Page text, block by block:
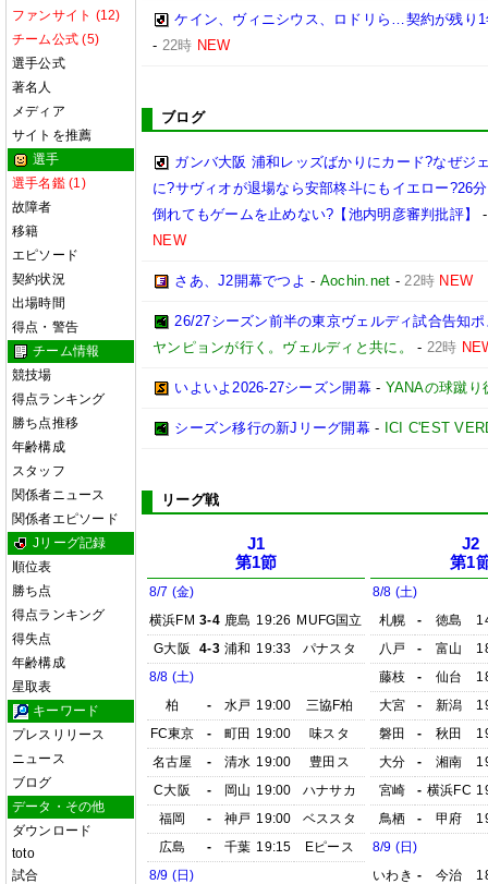
ファンサイト (12)
チーム公式 (5)
選手公式
著名人
メディア
サイトを推薦
選手
選手名鑑 (1)
故障者
移籍
エピソード
契約状況
出場時間
得点・警告
チーム情報
競技場
得点ランキング
勝ち点推移
年齢構成
スタッフ
関係者ニュース
関係者エピソード
Jリーグ記録
順位表
勝ち点
得点ランキング
得失点
年齢構成
星取表
キーワード
プレスリリース
ニュース
ブログ
データ・その他
ダウンロード
toto
試合
ケイン、ヴィニシウス、ロドリら…契約が残り
- 22時 NEW
ブログ
ガンバ大阪 浦和レッズばかりにカード?なぜジ
に?サヴィオが退場なら安部柊斗にもイエロー?26
倒れてもゲームを止めない?【池内明彦審判批評】
NEW
さあ、J2開幕でつよ - Aochin.net -22時 NEW
26/27シーズン前半の東京ヴェルディ試合告知
ヤンピョンが行く。ヴェルディと共に。
- 22時
いよいよ2026-27シーズン開幕- YANAの球蹴り
シーズン移行の新Jリーグ開幕 - ICI C'EST
リーグ戦
J1
第1節
8/7 (金)
横浜FM 3-4 鹿島 19:26 MUFG国立
G大阪
4-3 浦和 19:33
パナスタ
8/8 (土)
柏
- 水戸 19:00
三協F柏
FC東京
- 町田 19:00
味スタ
名古屋
- 清水 19:00
豊田ス
C大阪
- 岡山 19:00
ハナサカ
福岡
- 神戸 19:00
ベススタ
広島
- 千葉 19:15
Eピース
8/9 (日)
J2
第1
8/8 (土)
札幌
- 徳島
八戸
- 富山
藤枝
- 仙台
大宮
- 新潟
磐田
- 秋田
大分
- 湘南
宮崎
- 横浜FC
鳥栖
- 甲府
8/9 (日)
いわき - 今治